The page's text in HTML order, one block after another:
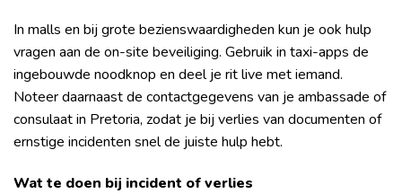
In malls en bij grote bezienswaardigheden kun je ook hulp
vragen aan de on-site beveiliging. Gebruik in taxi-apps de
ingebouwde noodknop en deel je rit live met iemand.
Noteer daarnaast de contactgegevens van je ambassade of
consulaat in Pretoria, zodat je bij verlies van documenten of
ernstige incidenten snel de juiste hulp hebt.
Wat te doen bij incident of verlies